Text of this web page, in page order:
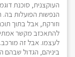
העוקצנית, סוכנת
הנפשות הפועלות
וזורקת, אבל בתוך
להתאכזב מקשר אמתי.
לעצמו. אבל זה
ביניהם, הגדול